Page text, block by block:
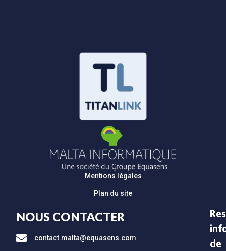
Mentions légales
Plan du site
NOUS CONTACTER
contact.malta@equasens.com
de